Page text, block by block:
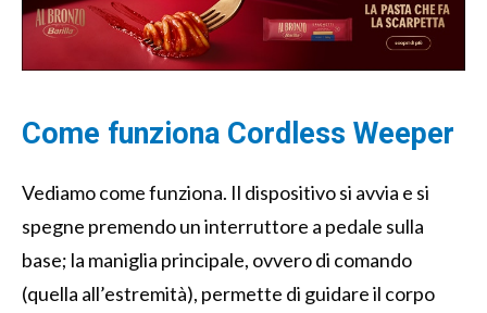
Come funziona Cordless Weeper
Vediamo come funziona. Il dispositivo si avvia e si
spegne premendo un interruttore a pedale sulla
base; la maniglia principale, ovvero di comando
(quella all’estremità), permette di guidare il corpo